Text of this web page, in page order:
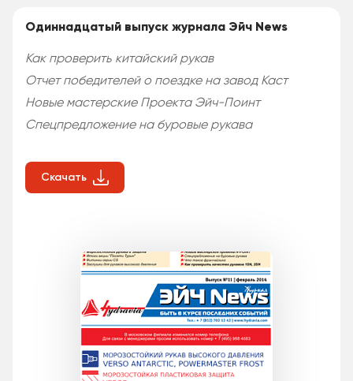
Одиннадцатый выпуск журнала Эйч News
Как проверить китайский рукав
Отчет победителей о поездке на завод Каст
Новые мастерские Проекта Эйч-Поинт
Спецпредложение на буровые рукава
Скачать